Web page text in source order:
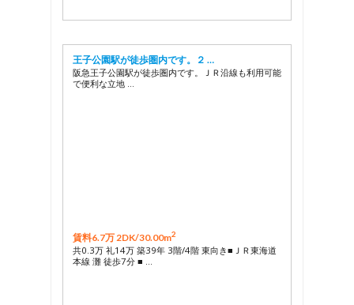
王子公園駅が徒歩圏内です。２ …
阪急王子公園駅が徒歩圏内です。ＪＲ沿線も利用可能
で便利な立地 …
賃料6.7万 2DK/30.00m2
共0.3万 礼14万 築39年 3階/4階 東向き■ＪＲ東海道
本線 灘 徒歩7分 ■ …